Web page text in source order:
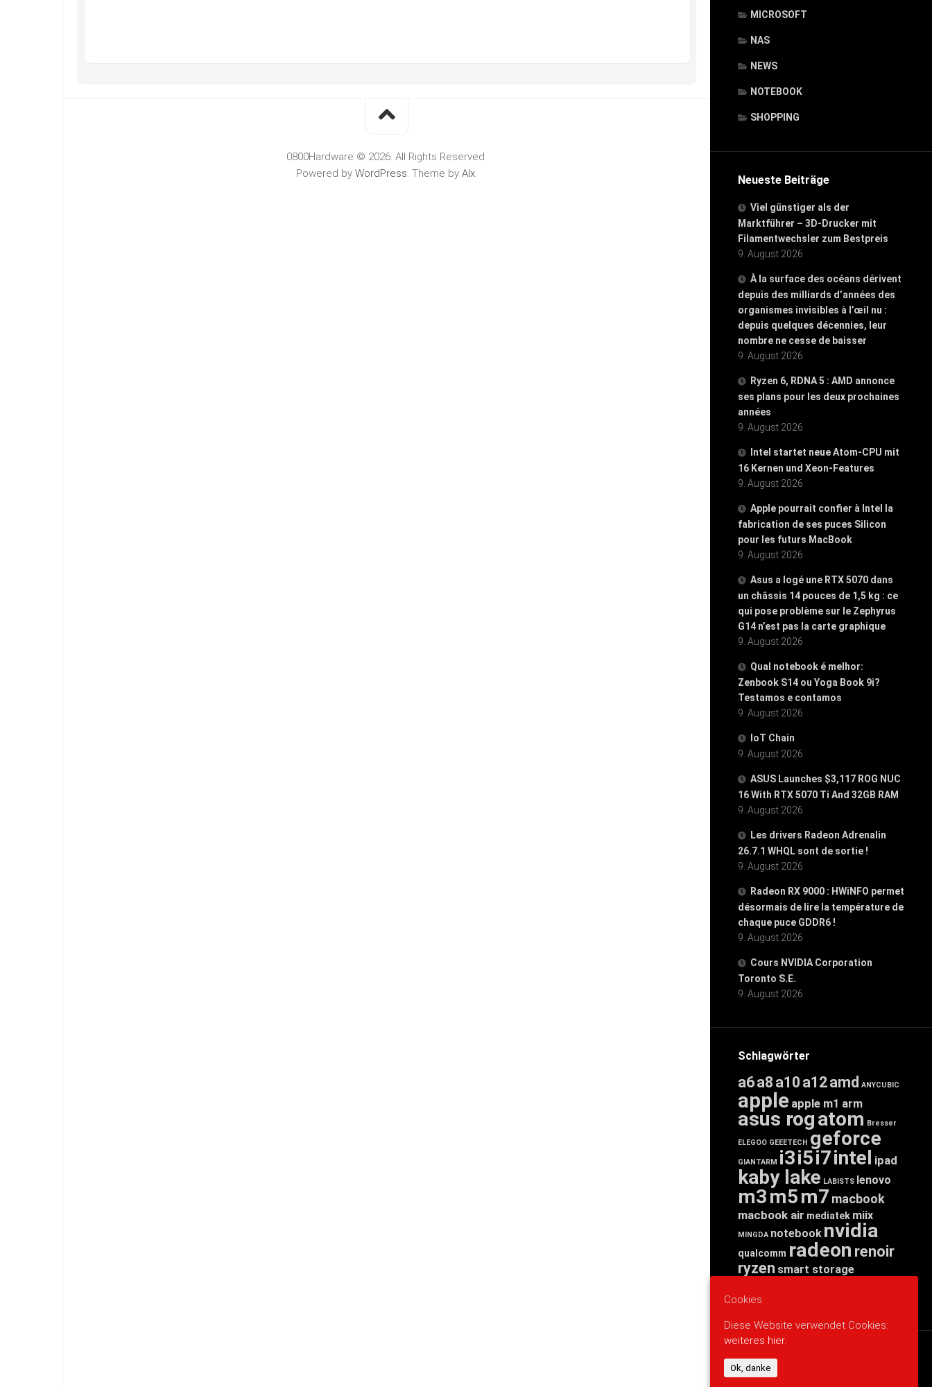
MICROSOFT
NAS
NEWS
NOTEBOOK
SHOPPING
Neueste Beiträge
Viel günstiger als der
Marktführer – 3D-Drucker mit
Filamentwechsler zum Bestpreis
9. August 2026
À la surface des océans dérivent
depuis des milliards d’années des
organismes invisibles à l’œil nu :
depuis quelques décennies, leur
nombre ne cesse de baisser
9. August 2026
Ryzen 6, RDNA 5 : AMD annonce
ses plans pour les deux prochaines
années
9. August 2026
Intel startet neue Atom-CPU mit
16 Kernen und Xeon-Features
9. August 2026
Apple pourrait confier à Intel la
fabrication de ses puces Silicon
pour les futurs MacBook
9. August 2026
Asus a logé une RTX 5070 dans
un châssis 14 pouces de 1,5 kg : ce
qui pose problème sur le Zephyrus
G14 n’est pas la carte graphique
9. August 2026
Qual notebook é melhor:
Zenbook S14 ou Yoga Book 9i?
Testamos e contamos
9. August 2026
IoT Chain
9. August 2026
ASUS Launches $3,117 ROG NUC
16 With RTX 5070 Ti And 32GB RAM
9. August 2026
Les drivers Radeon Adrenalin
26.7.1 WHQL sont de sortie !
9. August 2026
Radeon RX 9000 : HWiNFO permet
désormais de lire la température de
chaque puce GDDR6 !
9. August 2026
Cours NVIDIA Corporation
Toronto S.E.
9. August 2026
Schlagwörter
a6a8 a10 a12amd ANYCUBIC
apple apple m1 arm
asus rogatom Bresser
ELEGOO GEEETECH geforce
GIANTARM i3i5i7intel ipad
kaby lake LABISTS lenovo
m3m5m7 macbook
macbook air mediatek miix
MINGDA notebook nvidia
qualcomm radeon renoir
ryzen smart storage
threadripper
WERBUNG
0800Hardware © 2026. All Rights Reserved.
Powered by WordPress. Theme by Alx.
Cookies
Diese Website verwendet Cookies:
weiteres hier.
Ok, danke